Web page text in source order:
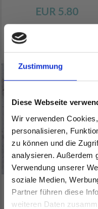
Zustimmung
Diese Webseite
Wir verwenden
personalisieren,
zu können und die
analysieren. Außerdem
Verwendung unserer
soziale Medien,
Partner führen diese
weiteren Daten
EUR 5.80
Alle Optionen ansehen
SVARTA FÅRET
LAMA
Spare